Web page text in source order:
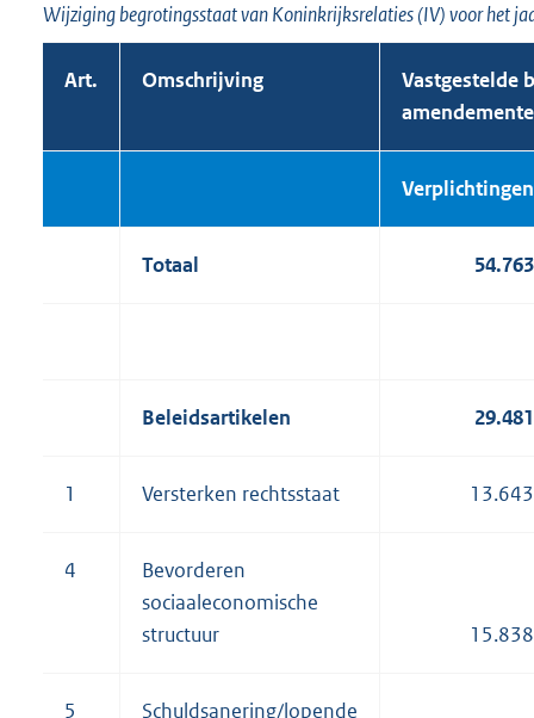
Wijziging begrotingsstaat van Koninkrijksrelaties (IV) voor het
Art. Omschrijving
Vastgestelde
Verplichtingen
Totaal 54.763
Beleidsartikelen 29.481
1 Versterken rechtsstaat 13.643
4
Bevorderen
sociaaleconomische
structuur
15.838
5 Schuldsanering/lopende